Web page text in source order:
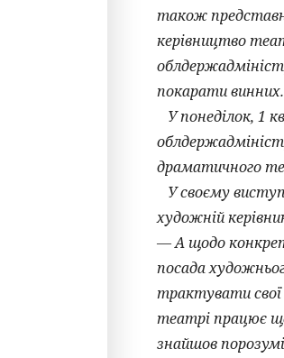
також
керівництво
покарати винних.
У понеділок, 1
драматичного
У своєму
художній
— А щодо
посада
трактувати
театрі працює
знайшов